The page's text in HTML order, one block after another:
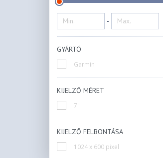
-
GYÁRTÓ
Garmin
KIJELZŐ MÉRET
7"
KIJELZŐ FELBONTÁSA
1024 x 600 pixel